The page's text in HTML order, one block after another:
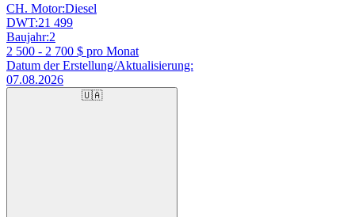
CH. Motor:Diesel
DWT:21 499
Baujahr:2
2 500 - 2 700 $ pro Monat
Datum der Erstellung/Aktualisierung:
07.08.2026
🇺🇦